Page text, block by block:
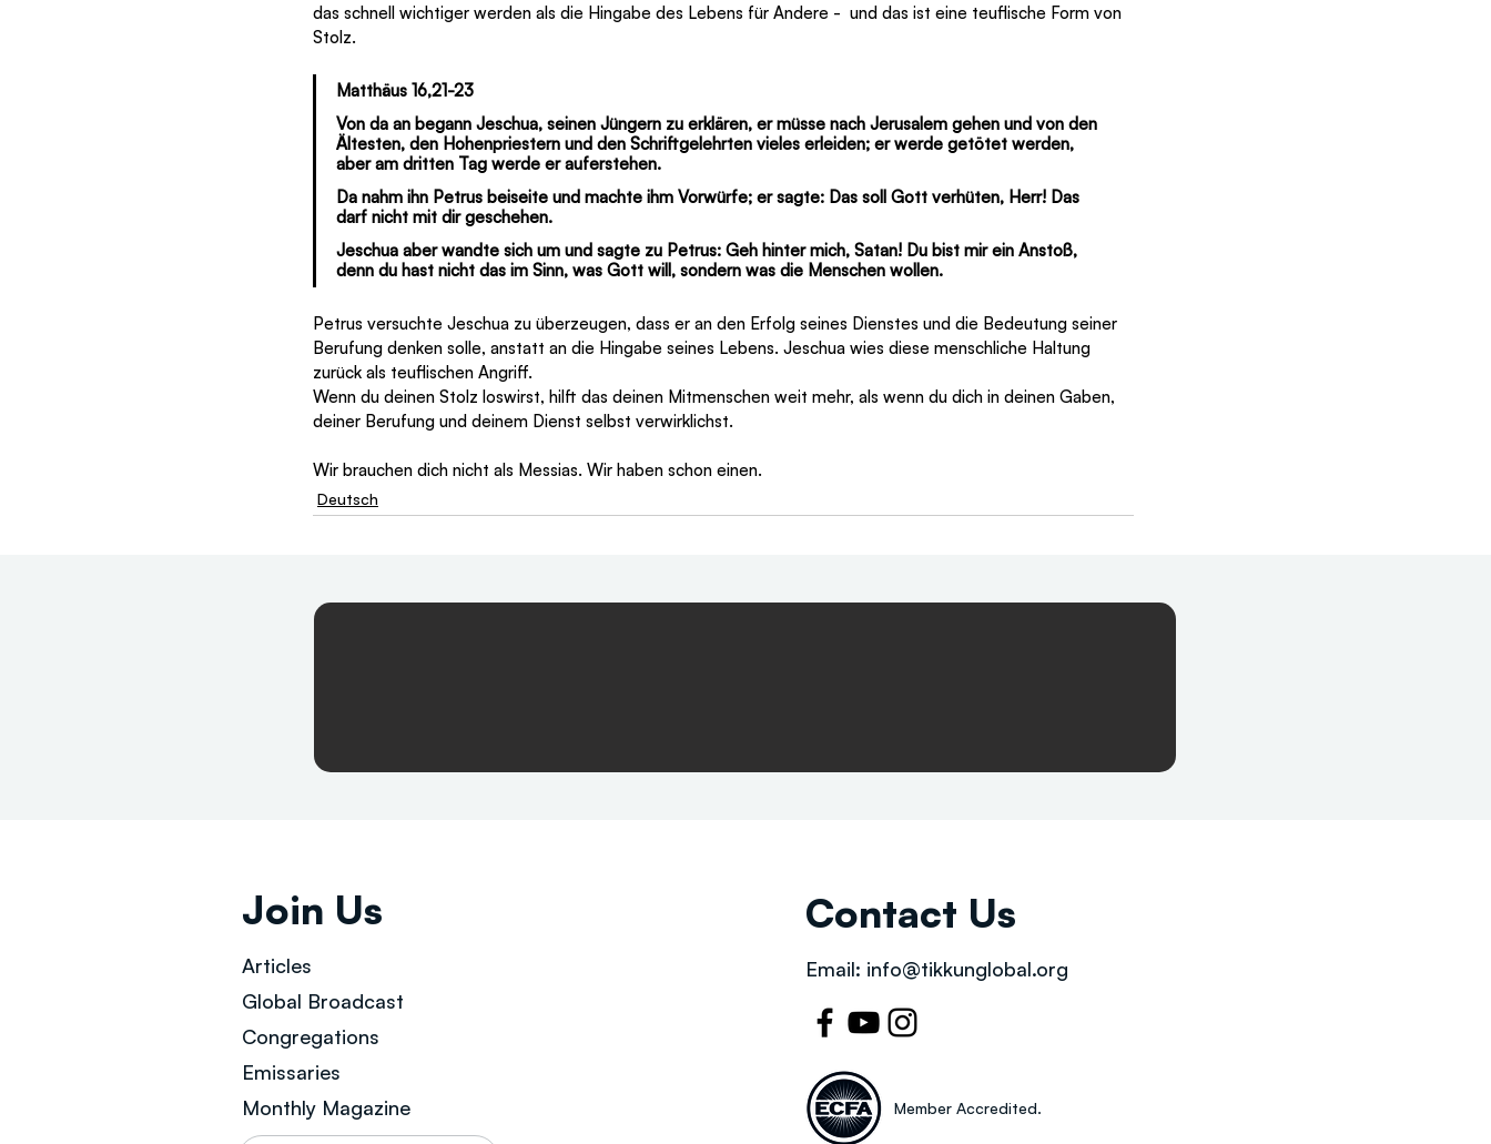
das schnell wichtiger werden als die Hingabe des Lebens für Andere -  und das ist eine teuflische Form von
Stolz.
Matthäus 16,21-23
Von da an begann Jeschua, seinen Jüngern zu erklären, er müsse nach Jerusalem gehen und von den
Ältesten, den Hohenpriestern und den Schriftgelehrten vieles erleiden; er werde getötet werden,
aber am dritten Tag werde er auferstehen.
Da nahm ihn Petrus beiseite und machte ihm Vorwürfe; er sagte: Das soll Gott verhüten, Herr! Das
darf nicht mit dir geschehen.
Jeschua aber wandte sich um und sagte zu Petrus: Geh hinter mich, Satan! Du bist mir ein Anstoß,
denn du hast nicht das im Sinn, was Gott will, sondern was die Menschen wollen.
Petrus versuchte Jeschua zu überzeugen, dass er an den Erfolg seines Dienstes und die Bedeutung seiner
Berufung denken solle, anstatt an die Hingabe seines Lebens. Jeschua wies diese menschliche Haltung
zurück als teuflischen Angriff.
Wenn du deinen Stolz loswirst, hilft das deinen Mitmenschen weit mehr, als wenn du dich in deinen Gaben,
deiner Berufung und deinem Dienst selbst verwirklichst.
Wir brauchen dich nicht als Messias. Wir haben schon einen.
Deutsch
Join Us
Articles
Global Broadcast
Congregations
Emissaries
Monthly Magazine
Contact Us
Email: info@tikkunglobal.org
Member Accredited.